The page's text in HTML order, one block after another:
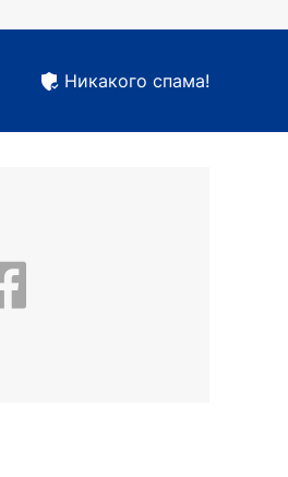
Никакого спама!